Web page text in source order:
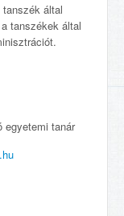
által
tanszékek által
egyetemi tanár